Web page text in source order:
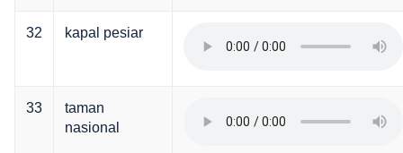
32 kapal pesiar
33
taman
nasional